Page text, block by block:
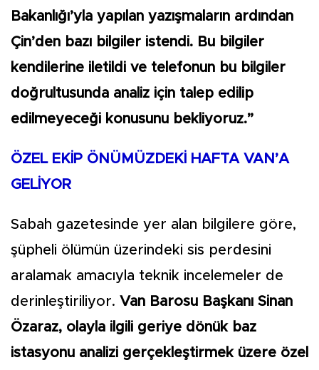
Bakanlığı’yla yapılan yazışmaların ardından
Çin’den bazı bilgiler istendi. Bu bilgiler
kendilerine iletildi ve telefonun bu bilgiler
doğrultusunda analiz için talep edilip
edilmeyeceği konusunu bekliyoruz.”
ÖZEL EKİP ÖNÜMÜZDEKİ HAFTA VAN’A
GELİYOR
Sabah gazetesinde yer alan bilgilere göre,
şüpheli ölümün üzerindeki sis perdesini
aralamak amacıyla teknik incelemeler de
derinleştiriliyor. Van Barosu Başkanı Sinan
Özaraz, olayla ilgili geriye dönük baz
istasyonu analizi gerçekleştirmek üzere özel